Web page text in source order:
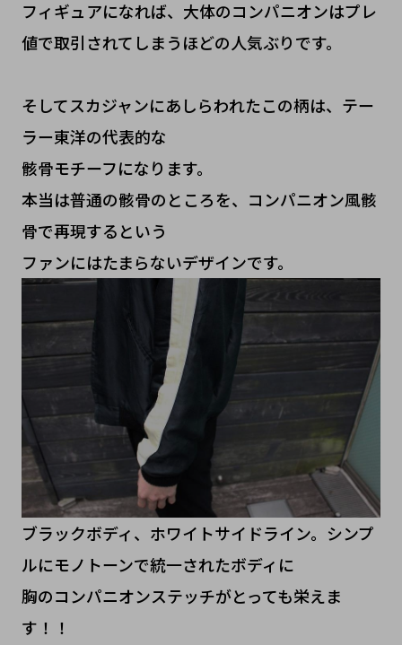
フィギュアになれば、大体のコンパニオンはプレ
値で取引されてしまうほどの人気ぶりです。
そしてスカジャンにあしらわれたこの柄は、テー
ラー東洋の代表的な
骸骨モチーフになります。
本当は普通の骸骨のところを、コンパニオン風骸
骨で再現するという
ファンにはたまらないデザインです。
ブラックボディ、ホワイトサイドライン。シンプ
ルにモノトーンで統一されたボディに
胸のコンパニオンステッチがとっても栄えま
す！！